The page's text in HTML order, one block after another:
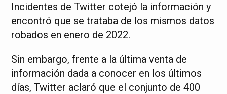
Incidentes de Twitter cotejó la información y
encontró que se trataba de los mismos datos
robados en enero de 2022.
Sin embargo, frente a la última venta de
información dada a conocer en los últimos
días, Twitter aclaró que el conjunto de 400